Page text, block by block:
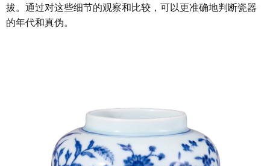
拔。通过对这些细节的观察和比较，可以更准确地判断瓷器
的年代和真伪。